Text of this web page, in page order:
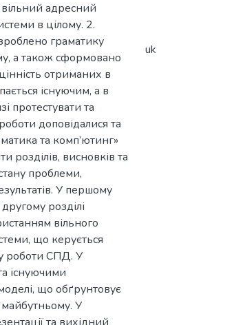
вільний адресний
в цілому. 2.
граматику
а також сформовано
отриманих в
існуючим, а в
протестувати та
доповідалися та
та комп’ютинг»
розділів, висновків та
проблеми,
У першому
розділі
вільного
що керується
роботи СПД. У
існуючими
що обґрунтовує
майбутньому. У
uk